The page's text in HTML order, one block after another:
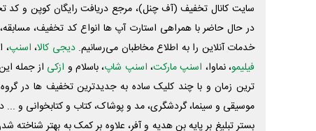
سایت کانال تخفیف (آف چنل)، مرجع دریافت رایگان کوپن و کد
در حال حاضر با همراهی استارت آپ ها انواع کد تخفیف،
خدمات آنلاین را به اطلاع مخاطبان می‌رسانیم. دیجی کالا، اسنپ،
فیلیمو، نماوا، اسنپ مارکت، اسنپ شاپ، باسلام و ازکی از جمله
ترین زمان و با چند کلیک ساده به جدیدترین تخفیف ها در گروه
موسیقی و سینما، گردشگری، مد و پوشاک، کتاب و کتابخوانی و ...
بستر تبلیغ بر پایه بن هدیه و آفر، علاوه بر کمک به بهتر